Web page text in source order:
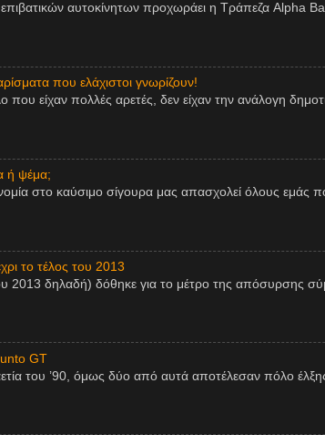
αυτοκίνητων προχωράει η Τράπεζα Alpha
που ελάχιστοι γνωρίζουν!
είχαν πολλές αρετές, δεν είχαν την ανάλογη
ή ψέμα;
στο καύσιμο σίγουρα μας απασχολεί όλους εμάς
το τέλος του 2013
2013 δηλαδή) δόθηκε για το μέτρο της απόσυρσης
GT
του ’90, όμως δύο από αυτά αποτέλεσαν πόλο έλξης